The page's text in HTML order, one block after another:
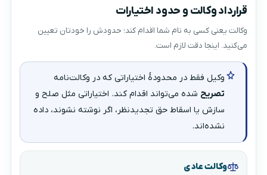
قرارداد وکالت و حدود اختیارات
وکالت یعنی کسی به نام شما اقدام کند؛ حدودش را خودتان تعیین
می‌کنید. اینجا دقت لازم است.
وکیل فقط در محدودهٔ اختیاراتی که در وکالت‌نامه
تصریح شده می‌تواند اقدام کند. اختیاراتی مثل صلح و
سازش یا اسقاط حق تجدیدنظر، اگر نوشته نشوند، داده
نشده‌اند.
وکالت عادی